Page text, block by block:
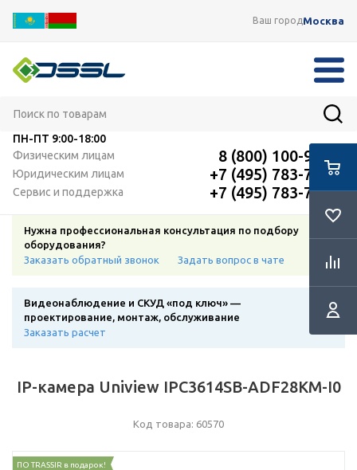
Ваш городМосква
ПН-ПТ 9:00-18:00
Физическим лицам
8 (800) 100-91-12
Юридическим лицам +7 (495) 783-72-87
Сервис и поддержка +7 (495) 783-72-87
Нужна профессиональная консультация по подбору
оборудования?
Заказать обратный звонок
Задать вопрос в чате
Видеонаблюдение и СКУД «под ключ» —
проектирование, монтаж, обслуживание
Заказать расчет
IP-камера Uniview IPC3614SB-ADF28KM-I0
Код товара: 60570
ПО TRASSIR в подарок!